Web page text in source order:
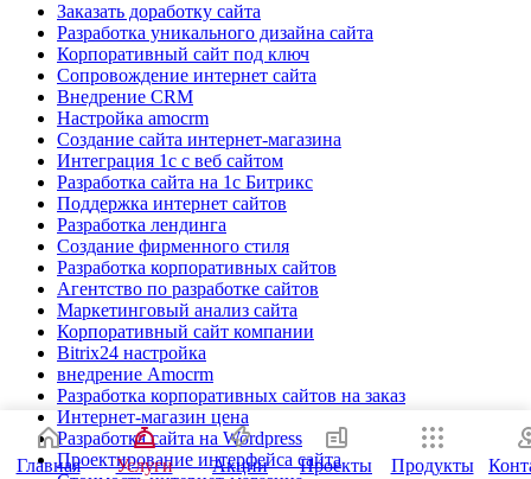
Заказать доработку сайта
Разработка уникального дизайна сайта
Корпоративный сайт под ключ
Сопровождение интернет сайта
Внедрение CRM
Настройка amocrm
Создание сайта интернет-магазина
Интеграция 1с с веб сайтом
Разработка сайта на 1с Битрикс
Поддержка интернет сайтов
Разработка лендинга
Создание фирменного стиля
Разработка корпоративных сайтов
Агентство по разработке сайтов
Маркетинговый анализ сайта
Корпоративный сайт компании
Bitrix24 настройка
внедрение Amocrm
Разработка корпоративных сайтов на заказ
Интернет-магазин цена
Разработка сайта на Wordpress
Проектирование интерфейса сайта
Главная Услуги Акции Проекты Продукты